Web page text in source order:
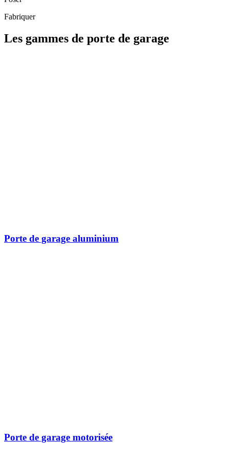
Fabriquer
Les gammes de porte de garage
Porte de garage aluminium
Porte de garage motorisée